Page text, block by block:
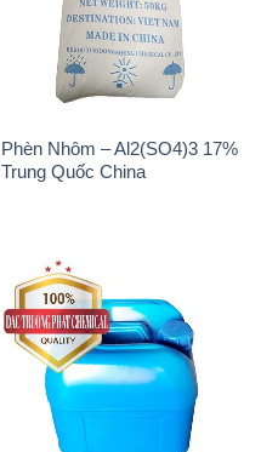
Phèn Nhôm – Al2(SO4)3 17%
Trung Quốc China